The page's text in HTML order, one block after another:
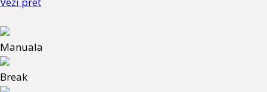
Manuala
Break